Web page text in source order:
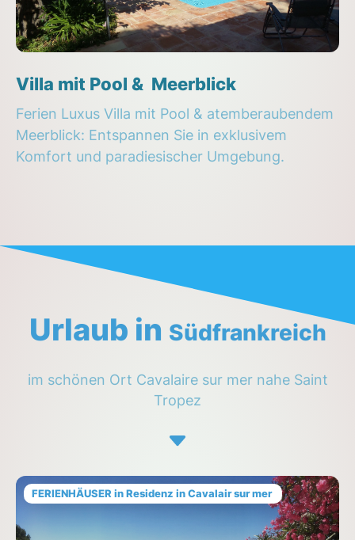
Villa mit Pool & Meerblick
Ferien Luxus Villa mit Pool & atemberaubendem
Meerblick: Entspannen Sie in exklusivem
Komfort und paradiesischer Umgebung.
Urlaub in Südfrankreich
im schönen Ort Cavalaire sur mer nahe Saint
Tropez
FERIENHÄUSER in Residenz in Cavalair sur mer